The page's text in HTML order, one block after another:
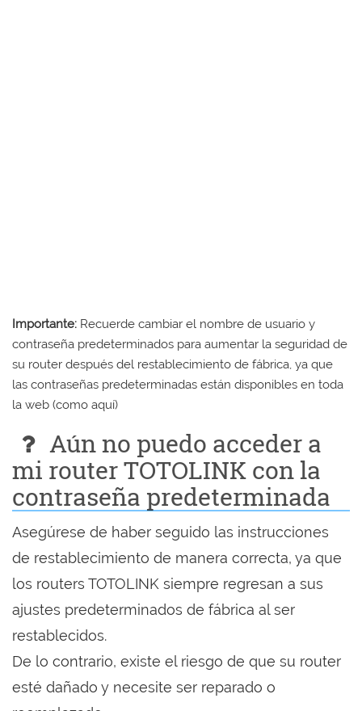
Importante: Recuerde cambiar el nombre de usuario y
contraseña predeterminados para aumentar la seguridad de
su router después del restablecimiento de fábrica, ya que
las contraseñas predeterminadas están disponibles en toda
la web (como aquí)
Aún no puedo acceder a
mi router TOTOLINK con la
contraseña predeterminada
Asegúrese de haber seguido las instrucciones
de restablecimiento de manera correcta, ya que
los routers TOTOLINK siempre regresan a sus
ajustes predeterminados de fábrica al ser
restablecidos.
De lo contrario, existe el riesgo de que su router
esté dañado y necesite ser reparado o